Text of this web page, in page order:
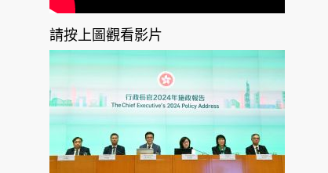
請按上圖觀看影片